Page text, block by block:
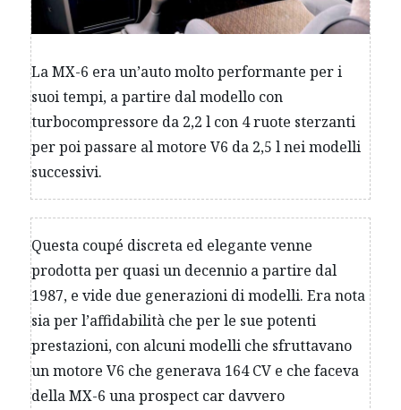
La MX-6 era un’auto molto performante per i
suoi tempi, a partire dal modello con
turbocompressore da 2,2 l con 4 ruote sterzanti
per poi passare al motore V6 da 2,5 l nei modelli
successivi.
Questa coupé discreta ed elegante venne
prodotta per quasi un decennio a partire dal
1987, e vide due generazioni di modelli. Era nota
sia per l’affidabilità che per le sue potenti
prestazioni, con alcuni modelli che sfruttavano
un motore V6 che generava 164 CV e che faceva
della MX-6 una prospect car davvero